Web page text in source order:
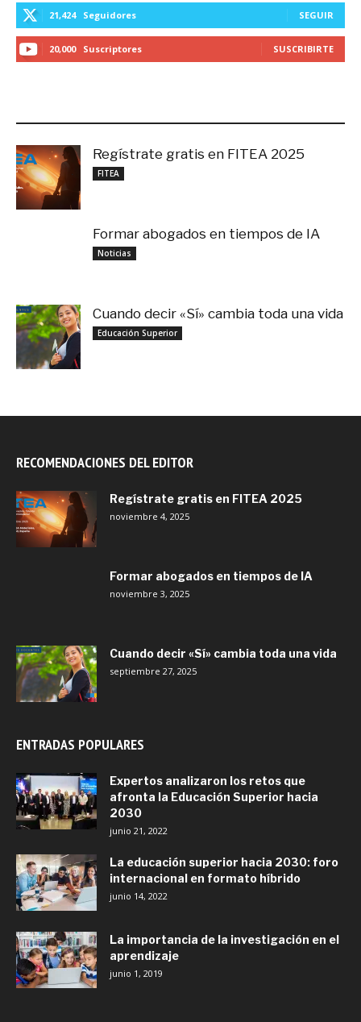
21,424 Seguidores SEGUIR
20,000 Suscriptores SUSCRIBIRTE
Regístrate gratis en FITEA 2025
FITEA
Formar abogados en tiempos de IA
Noticias
Cuando decir «Sí» cambia toda una vida
Educación Superior
RECOMENDACIONES DEL EDITOR
Regístrate gratis en FITEA 2025
noviembre 4, 2025
Formar abogados en tiempos de IA
noviembre 3, 2025
Cuando decir «Sí» cambia toda una vida
septiembre 27, 2025
ENTRADAS POPULARES
Expertos analizaron los retos que
afronta la Educación Superior hacia
2030
junio 21, 2022
La educación superior hacia 2030: foro
internacional en formato híbrido
junio 14, 2022
La importancia de la investigación en el
aprendizaje
junio 1, 2019